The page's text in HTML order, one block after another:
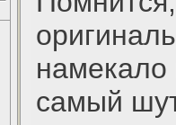
намекало
самый